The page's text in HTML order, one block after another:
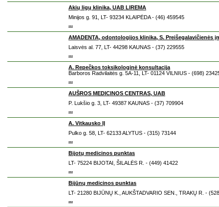
Akių ligų klinika, UAB LIREMA
Minijos g. 91, LT- 93234 KLAIPĖDA - (46) 459545
...
AMADENTA, odontologijos klinika, S. Preišegalavičienės
Laisvės al. 77, LT- 44298 KAUNAS - (37) 229555
...
A. Repečkos toksikologinė konsultacija
Barboros Radvilaitės g. 5A-11, LT- 01124 VILNIUS - (698)
...
AUŠROS MEDICINOS CENTRAS, UAB
P. Lukšio g. 3, LT- 49387 KAUNAS - (37) 709904
...
A. Vitkausko IĮ
Pulko g. 58, LT- 62133 ALYTUS - (315) 73144
...
Bijotų medicinos punktas
LT- 75224 BIJOTAI, ŠILALĖS R. - (449) 41422
...
Bijūnų medicinos punktas
LT- 21280 BIJŪNŲ K., AUKŠTADVARIO SEN., TRAKŲ R. -
...